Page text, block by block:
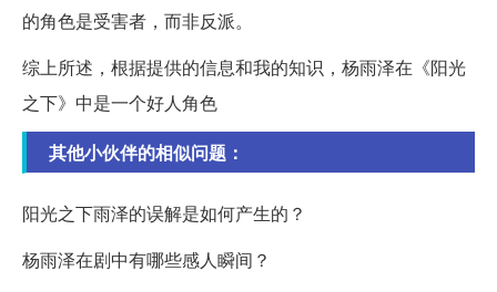
的角色是受害者，而非反派。
综上所述，根据提供的信息和我的知识，杨雨泽在《阳光
之下》中是一个好人角色
其他小伙伴的相似问题：
阳光之下雨泽的误解是如何产生的？
杨雨泽在剧中有哪些感人瞬间？